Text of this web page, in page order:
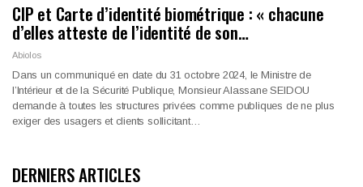
CIP et Carte d’identité biométrique : « chacune
d’elles atteste de l’identité de son…
Abiolos
Dans un communiqué en date du 31 octobre 2024, le Ministre de
l’Intérieur et de la Sécurité Publique, Monsieur Alassane SEIDOU
demande à toutes les structures privées comme publiques de ne plus
exiger des usagers et clients sollicitant…
DERNIERS ARTICLES